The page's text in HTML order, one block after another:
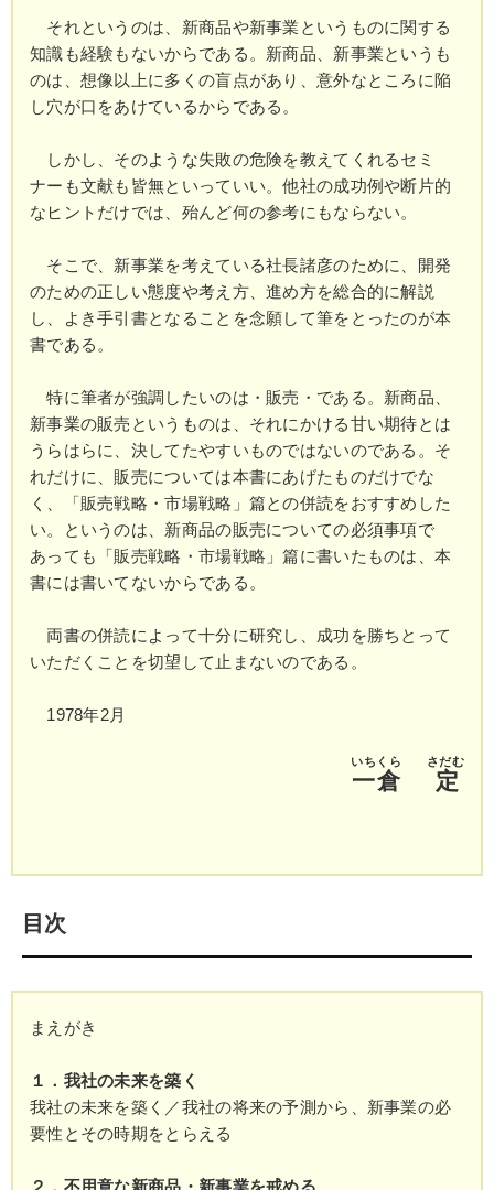
社長に訴えかけた「血のかよった経営学の集大成」
である。
それというのは、新商品や新事業というものに関する
知識も経験もないからである。新商品、新事業というも
のは、想像以上に多くの盲点があり、意外なところに陥
し穴が口をあけているからである。
しかし、そのような失敗の危険を教えてくれるセミ
ナーも文献も皆無といっていい。他社の成功例や断片的
なヒントだけでは、殆んど何の参考にもならない。
そこで、新事業を考えている社長諸彦のために、開発
のための正しい態度や考え方、進め方を総合的に解説
し、よき手引書となることを念願して筆をとったのが本
書である。
特に筆者が強調したいのは・販売・である。新商品、
新事業の販売というものは、それにかける甘い期待とは
うらはらに、決してたやすいものではないのである。そ
れだけに、販売については本書にあげたものだけでな
く、「販売戦略・市場戦略」篇との併読をおすすめした
い。というのは、新商品の販売についての必須事項で
あっても「販売戦略・市場戦略」篇に書いたものは、本
書には書いてないからである。
両書の併読によって十分に研究し、成功を勝ちとって
いただくことを切望して止まないのである。
1978年2月
一倉
いちくら
定
さだむ
目次
まえがき
１．我社の未来を築く
我社の未来を築く／我社の将来の予測から、新事業の必
要性とその時期をとらえる
２．不用意な新商品・新事業を戒める